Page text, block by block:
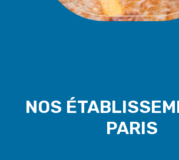
NOS
PARIS